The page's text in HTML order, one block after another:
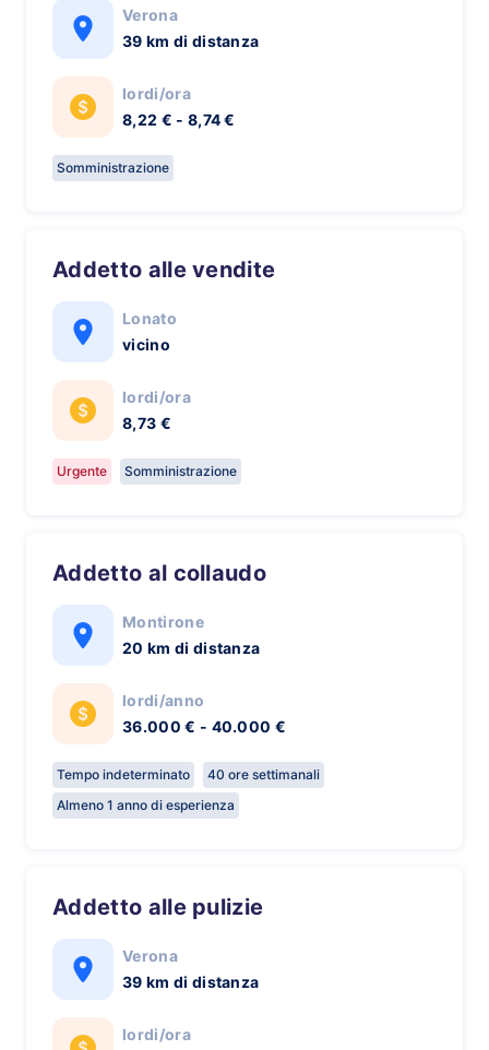
Verona
39 km di distanza
lordi/ora
8,22 € - 8,74 €
Somministrazione
Addetto alle vendite
Lonato
vicino
lordi/ora
8,73 €
Urgente Somministrazione
Addetto al collaudo
Montirone
20 km di distanza
lordi/anno
36.000 € - 40.000 €
Tempo indeterminato
40 ore settimanali
Almeno 1 anno di esperienza
Addetto alle pulizie
Verona
39 km di distanza
lordi/ora